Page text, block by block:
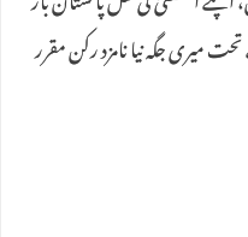
میری جگہ نیا نامزد رکن مقرر